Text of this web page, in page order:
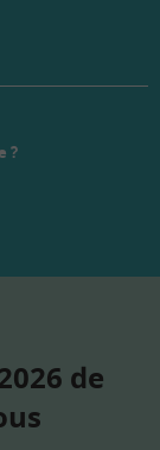
?
de